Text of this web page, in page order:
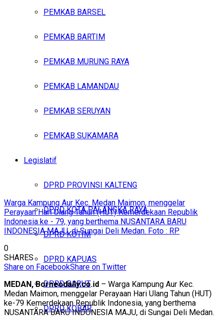
PEMKAB BARSEL
PEMKAB BARTIM
PEMKAB MURUNG RAYA
PEMKAB LAMANDAU
PEMKAB SERUYAN
PEMKAB SUKAMARA
Legislatif
DPRD PROVINSI KALTENG
DPRD KOTA PALANGKA RAYA
DPRD KOTIM
DPRD KAPUAS
DPRD BARUT
DPRD KOBAR
Warga Kampung Aur Kec. Medan Maimon, menggelar
Perayaan Hari Ulang Tahun (HUT) Kemerdekaan Republik
Indonesia ke - 79, yang berthema NUSANTARA BARU
INDONESIA MAJU, di Sungai Deli Medan. Foto : RP
0
SHARES
Share on FacebookShare on Twitter
MEDAN, Borneodaily.co.id – Warga Kampung Aur Kec.
Medan Maimon, menggelar Perayaan Hari Ulang Tahun (HUT)
ke-79 Kemerdekaan Republik Indonesia, yang berthema
NUSANTARA BARU INDONESIA MAJU, di Sungai Deli Medan.